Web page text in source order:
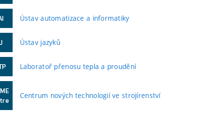
Ústav automatizace a informatiky
Ústav jazyků
Laboratoř přenosu tepla a proudění
Centrum nových technologií ve strojírenství